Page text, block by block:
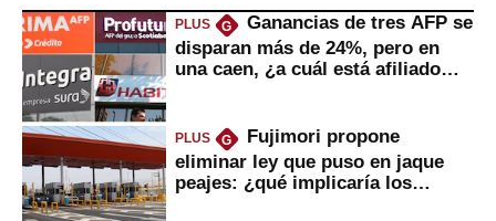
PLUS G
Ganancias de tres AFP se
disparan más de 24%, pero en
una caen, ¿a cuál está afiliado
PLUS G
Fujimori propone
eliminar ley que puso en jaque
peajes: ¿qué implicaría los